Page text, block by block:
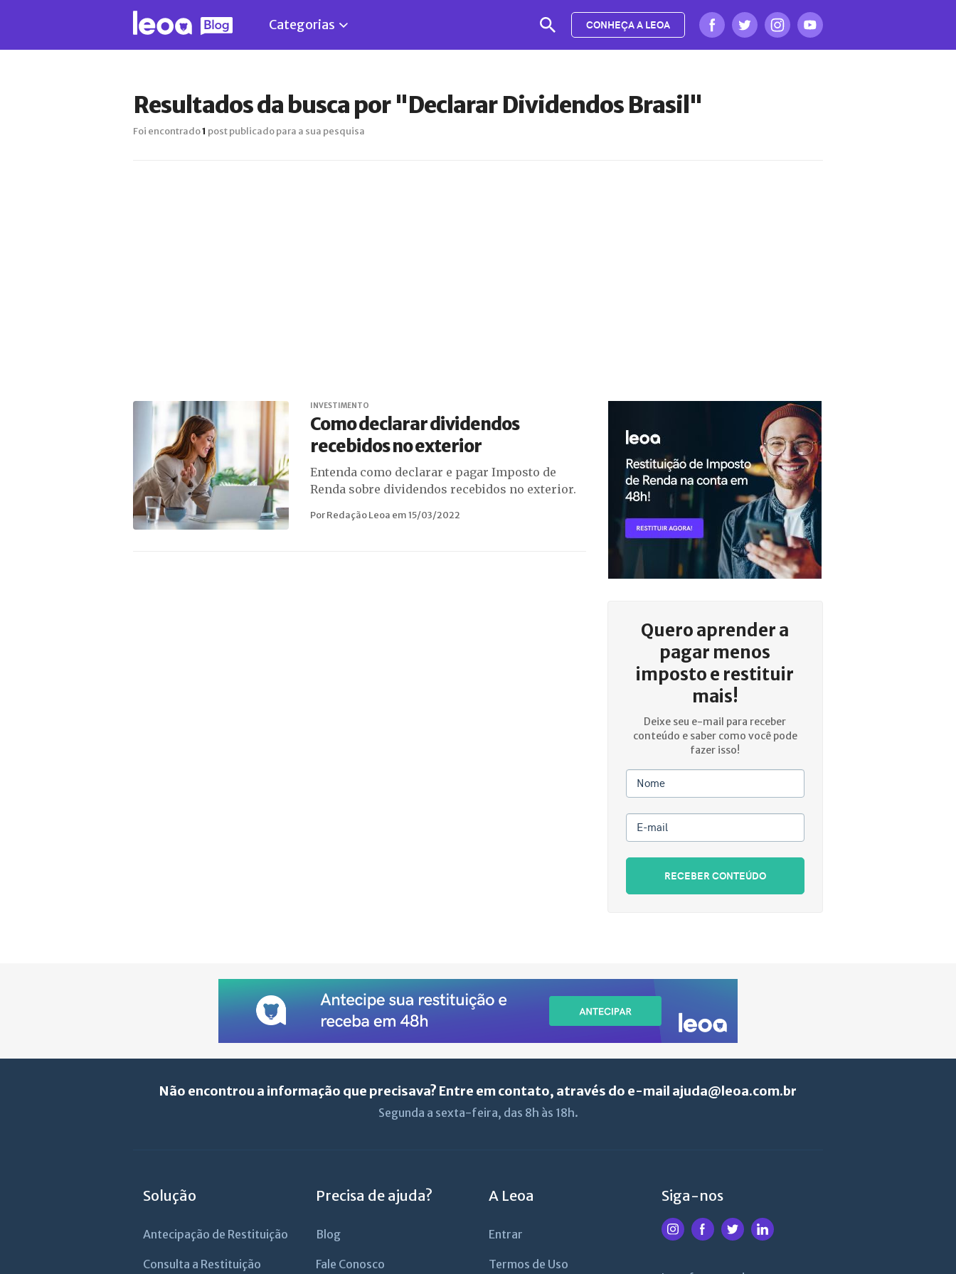
Categorias CONHEÇA A LEOA
Resultados da busca por "Declarar Dividendos Brasil"
Foi encontrado1 post publicado para a sua pesquisa
INVESTIMENTO
Como declarar dividendos
recebidos no exterior
Entenda como declarar e pagar Imposto de
Renda sobre dividendos recebidos no exterior.
Por Redação Leoa em 15/03/2022
Quero aprender a
pagar menos
imposto e restituir
mais!
Deixe seu e-mail para receber
conteúdo e saber como você pode
fazer isso!
Nome
E-mail
RECEBER CONTEÚDO
Não encontrou a informação que precisava? Entre em contato, através do e-mail ajuda@leoa.com.br
Segunda a sexta-feira, das 8h às 18h.
Solução
Antecipação de Restituição
Consulta a Restituição
Precisa de ajuda?
Blog
Fale Conosco
A Leoa
Entrar
Termos de Uso
Siga-nos